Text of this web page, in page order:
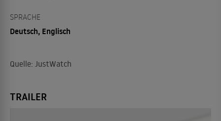
SPRACHE
Deutsch, Englisch
Quelle: JustWatch
TRAILER